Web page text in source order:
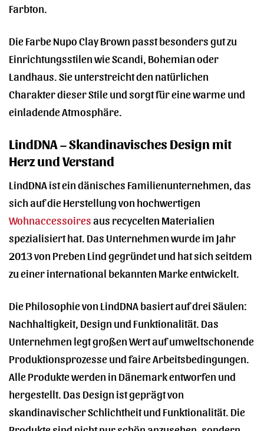
Farbton.
Die Farbe Nupo Clay Brown passt besonders gut zu
Einrichtungsstilen wie Scandi, Bohemian oder
Landhaus. Sie unterstreicht den natürlichen
Charakter dieser Stile und sorgt für eine warme und
einladende Atmosphäre.
LindDNA – Skandinavisches Design mit
Herz und Verstand
LindDNA ist ein dänisches Familienunternehmen, das
sich auf die Herstellung von hochwertigen
Wohnaccessoiresaus recycelten Materialien
spezialisiert hat. Das Unternehmen wurde im Jahr
2013 von Preben Lind gegründet und hat sich seitdem
zu einer international bekannten Marke entwickelt.
Die Philosophie von LindDNA basiert auf drei Säulen:
Nachhaltigkeit, Design und Funktionalität. Das
Unternehmen legt großen Wert auf umweltschonende
Produktionsprozesse und faire Arbeitsbedingungen.
Alle Produkte werden in Dänemark entworfen und
hergestellt. Das Design ist geprägt von
skandinavischer Schlichtheit und Funktionalität. Die